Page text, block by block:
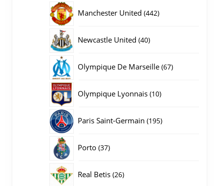
Manchester United 442442
Newcastle United 4040
Olympique De Marseille 6767
Olympique Lyonnais 1010
Paris Saint-Germain 195195
Porto 3737
Real Betis 2626